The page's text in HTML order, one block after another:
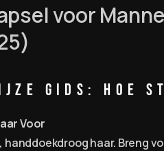
voor
Gids: Hoe
Voor
handdoekdroog haar. Breng